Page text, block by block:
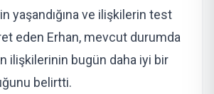
yaşandığına ve ilişkilerin test
eden Erhan, mevcut durumda
ilişkilerinin bugün daha iyi bir
belirtti.